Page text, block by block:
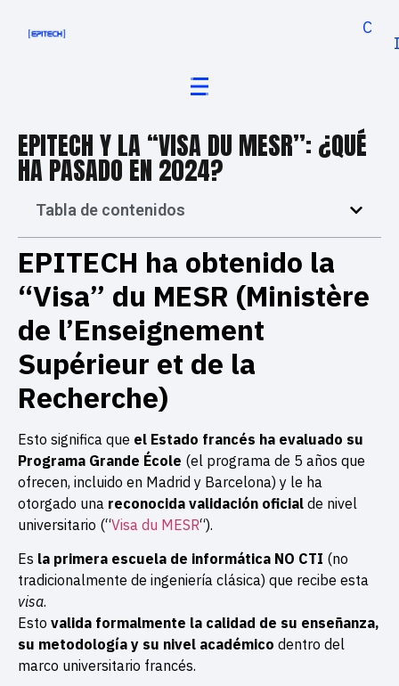
EPITECH Y LA “VISA DU MESR”: ¿QUÉ
HA PASADO EN 2024?
Tabla de contenidos
EPITECH ha obtenido la
“Visa” du MESR (Ministère
de l’Enseignement
Supérieur et de la
Recherche)
Esto significa que el Estado francés ha evaluado su
Programa Grande École (el programa de 5 años que
ofrecen, incluido en Madrid y Barcelona) y le ha
otorgado una reconocida validación oficial de nivel
universitario (“Visa du MESR“).
Es la primera escuela de informática NO CTI (no
tradicionalmente de ingeniería clásica) que recibe esta
visa.
Esto valida formalmente la calidad de su enseñanza,
su metodología y su nivel académico dentro del
marco universitario francés.